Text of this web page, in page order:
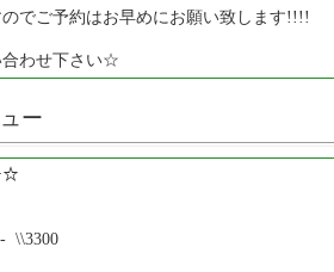
でご予約はお早めにお願い致します!!!!
合わせ下さい☆
ー
☆
- \\3300